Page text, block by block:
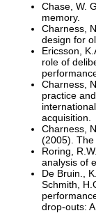
Chase, W.
memory.
Charness,
design for
Ericsson,
role of
Charness,
practice
acquisition.
Charness,
(2005). The
Roring,
analysis of
De Bruin.,
Schmith,
drop‐outs: